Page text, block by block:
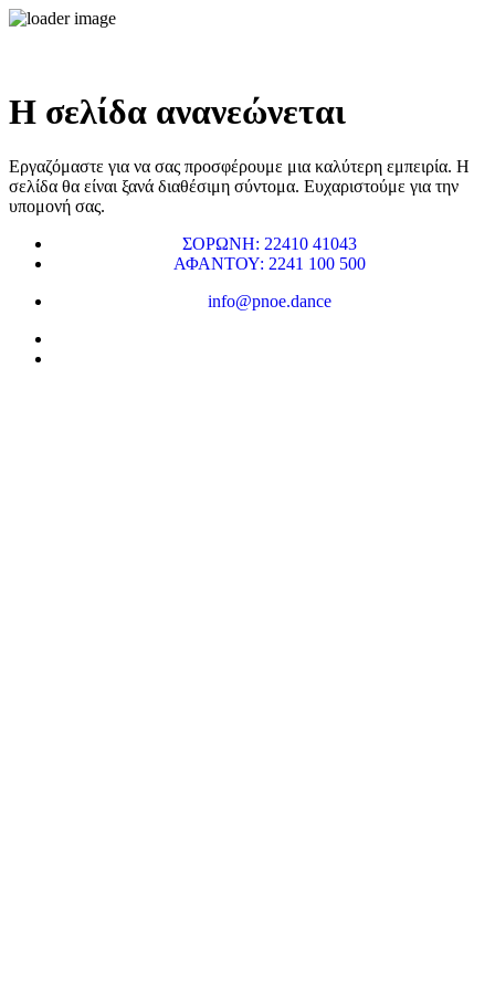
Η σελίδα ανανεώνεται
Εργαζόμαστε για να σας προσφέρουμε μια καλύτερη εμπειρία. Η
σελίδα θα είναι ξανά διαθέσιμη σύντομα. Ευχαριστούμε για την
υπομονή σας.
ΣΟΡΩΝΗ: 22410 41043
ΑΦΑΝΤΟΥ: 2241 100 500
info@pnoe.dance